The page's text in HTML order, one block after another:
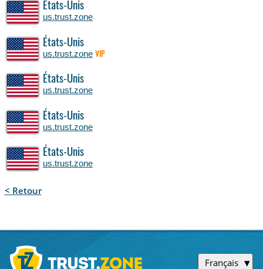
États-Unis
us.trust.zone
États-Unis
us.trust.zone VIP
États-Unis
us.trust.zone
États-Unis
us.trust.zone
États-Unis
us.trust.zone
< Retour
Français